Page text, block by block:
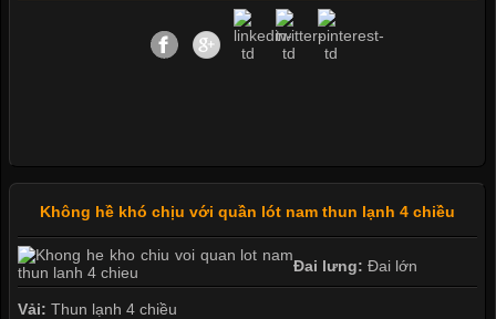
Không hề khó chịu với quần lót nam thun lạnh 4 chiều
Đai lưng: Đai lớn
Vải: Thun lạnh 4 chiều